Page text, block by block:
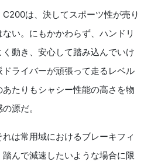
は、決してスポーツ性が売り
い。にもかかわらず、ハンドリ
動き、安心して踏み込んでいけ
ライバーが頑張って走るレベル
たりもシャシー性能の高さを物
源だ。
は常用域におけるブレーキフィ
んで減速したいような場合に限